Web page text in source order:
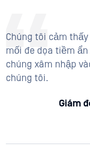
Chúng tôi cảm
mối đe dọa tiềm
chúng xâm nhập
chúng tôi.
Giám